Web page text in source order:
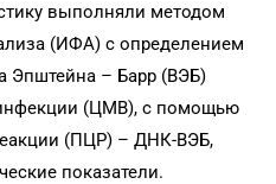
выполняли методом
(ИФА) с определением
Эпштейна – Барр (ВЭБ)
(ЦМВ), с помощью
(ПЦР) – ДНК-ВЭБ,
показатели.